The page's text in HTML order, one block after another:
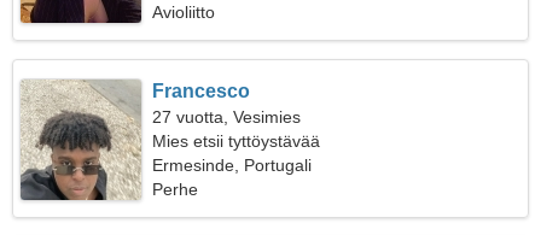
Avioliitto
Francesco
27 vuotta, Vesimies
Mies etsii tyttöystävää
Ermesinde, Portugali
Perhe